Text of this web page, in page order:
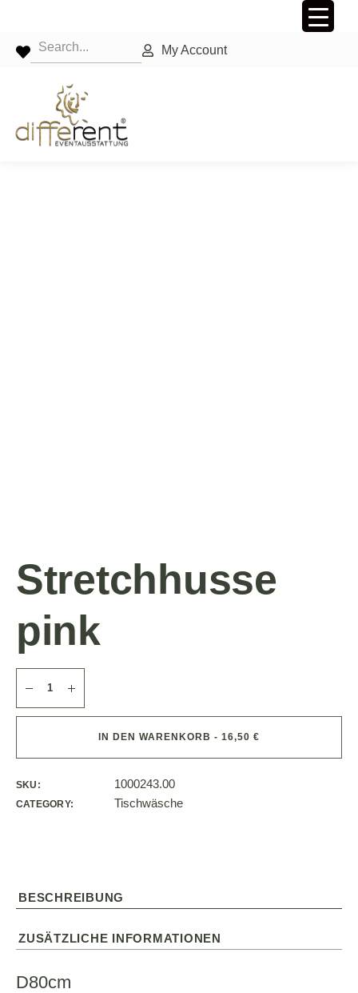
My Account
Stretchhusse
pink
IN DEN WARENKORB - 16,50 €
SKU: 1000243.00
CATEGORY: Tischwäsche
BESCHREIBUNG
ZUSÄTZLICHE INFORMATIONEN
D80cm